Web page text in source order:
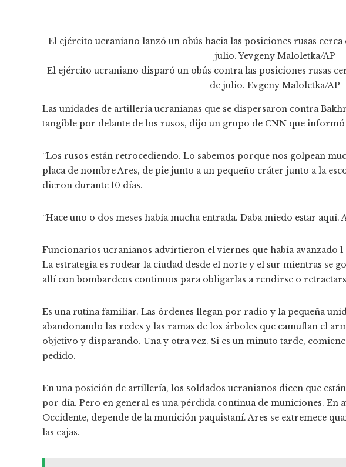
El ejército ucraniano lanzó un obús hacia las posiciones rusas
julio. Yevgeny Maloletka/AP
El ejército ucraniano disparó un obús contra las posiciones rusas
de julio. Evgeny Maloletka/AP
Las unidades de artillería ucranianas que se dispersaron contra
tangible por delante de los rusos, dijo un grupo de CNN que
“Los rusos están retrocediendo. Lo sabemos porque nos golpean
placa de nombre Ares, de pie junto a un pequeño cráter junto a la
dieron durante 10 días.
“Hace uno o dos meses había mucha entrada. Daba miedo estar aquí.
Funcionarios ucranianos advirtieron el viernes que había avanzado
La estrategia es rodear la ciudad desde el norte y el sur mientras se
allí con bombardeos continuos para obligarlas a rendirse o
Es una rutina familiar. Las órdenes llegan por radio y la pequeña
abandonando las redes y las ramas de los árboles que camuflan el
objetivo y disparando. Una y otra vez. Si es un minuto tarde,
pedido.
En una posición de artillería, los soldados ucranianos dicen que
por día. Pero en general es una pérdida continua de municiones. En
Occidente, depende de la munición paquistaní. Ares se extremece
las cajas.